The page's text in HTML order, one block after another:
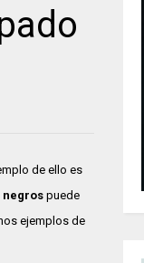
de ello es
negros puede
ejemplos de